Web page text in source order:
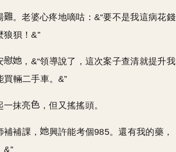
。老婆心疼地嘀咕：&“要不是我這病花錢
狼狽！&”
，&“領導說了，這次案子查清就提升我
輛二手車。&”
一抹亮 ，但又搖搖頭。
補補課，
興許能考個985。還有我的藥，
&”